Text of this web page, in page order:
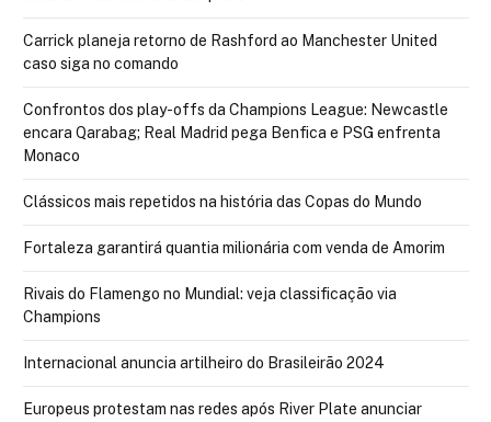
Carrick planeja retorno de Rashford ao Manchester United
caso siga no comando
Confrontos dos play-offs da Champions League: Newcastle
encara Qarabag; Real Madrid pega Benfica e PSG enfrenta
Monaco
Clássicos mais repetidos na história das Copas do Mundo
Fortaleza garantirá quantia milionária com venda de Amorim
Rivais do Flamengo no Mundial: veja classificação via
Champions
Internacional anuncia artilheiro do Brasileirão 2024
Europeus protestam nas redes após River Plate anunciar